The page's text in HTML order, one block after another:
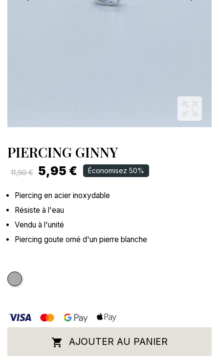
PIERCING GINNY
11,90 € 5,95 € Économisez 50%
Piercing en acier inoxydable
Résiste à l'eau
Vendu à l'unité
Piercing goute orné d'un pierre blanche
Argenté
 AJOUTER AU PANIER